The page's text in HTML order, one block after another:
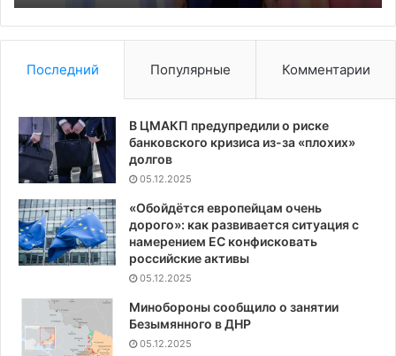
Последний Популярные Комментарии
В ЦМАКП предупредили о риске
банковского кризиса из-за «плохих»
долгов
05.12.2025
«Обойдётся европейцам очень
дорого»: как развивается ситуация с
намерением ЕС конфисковать
российские активы
05.12.2025
Минобороны сообщило о занятии
Безымянного в ДНР
05.12.2025